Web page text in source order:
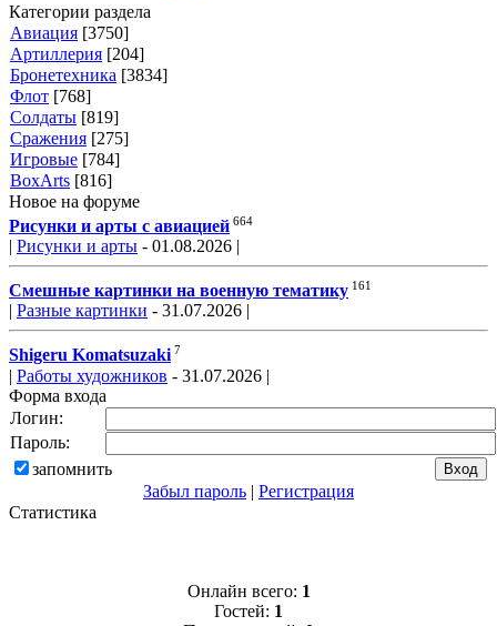
Категории раздела
Авиация [3750]
Артиллерия [204]
Бронетехника [3834]
Флот [768]
Солдаты [819]
Сражения [275]
Игровые [784]
BoxArts [816]
Новое на форуме
Рисунки и арты с авиацией 664
| Рисунки и арты - 01.08.2026 |
Смешные картинки на военную тематику 161
| Разные картинки - 31.07.2026 |
Shigeru Komatsuzaki 7
| Работы художников - 31.07.2026 |
Форма входа
Логин:
Пароль:
запомнить
Забыл пароль | Регистрация
Статистика
Онлайн всего: 1
Гостей: 1